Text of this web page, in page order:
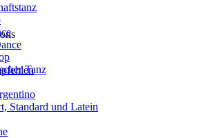
Tanz
Standard und Latein